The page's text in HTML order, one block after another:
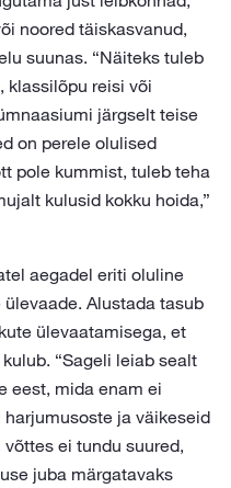
noored täiskasvanud,
suunas. “Näiteks tuleb
klassilõpu reisi või
järgselt teise
on perele olulised
pole kummist, tuleb teha
kulusid kokku hoida,”
aegadel eriti oluline
Alustada tasub
ülevaatamisega, et
“Sageli leiab sealt
eest, mida enam ei
ja väikeseid
ei tundu suured,
juba märgatavaks